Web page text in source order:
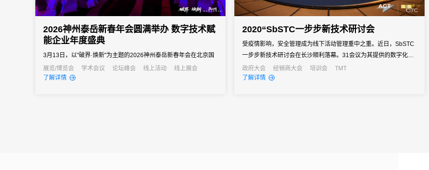
2026神州泰岳新春年会圆满举办 数字技术赋
能企业年度盛典
3月13日，以"破界·焕新"为主题的2026神州泰岳新春年会在北京国
家会议中心成功举办。来自全国的1600余名泰岳人齐聚一堂，回望
2025奋进征程，共启AI时代的战略新征程，以"破认知之界、破人效
展览/博览会 学术会议 论坛峰会 线上活动
线上展会
了解详情
2020“SbSTC一步步新技术研讨会
受疫情影响，安全管理成为线下活动管理重中之重。近日，SbSTC
一步步新技术研讨会在长沙顺利落幕。31会议为其提供的数字化会
议系统管理，助力现场全方位周密防疫安排，实现了活动现场安全
高效管理，赢得了主办方和与会嘉宾的一致好评。
政府大会 经销商大会 培训会
TMT
了解详情